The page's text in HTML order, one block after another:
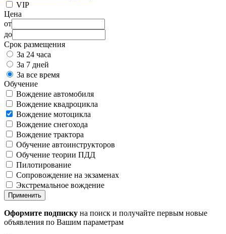
VIP
Цена
от
до
Срок размещения
За 24 часа
За 7 дней
За все время
Обучение
Вождение автомобиля
Вождение квадроцикла
Вождение мотоцикла
Вождение снегохода
Вождение трактора
Обучение автоинструкторов
Обучение теории ПДД
Пилотирование
Сопровождение на экзаменах
Экстремальное вождение
Применить
Оформите подписку на поиск и получайте первым новые
объявления по Вашим параметрам